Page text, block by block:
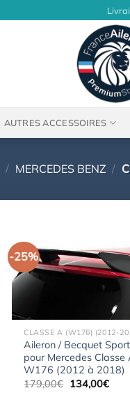
AUTRES ACCESSOIRES
/ MERCEDES BENZ /
-25%
CLASSE A (W176) (2012-
Aileron / Becquet Sport
pour Mercedes Classe
W176 (2012 à 2018)
179,00€ Le
134,00€Le